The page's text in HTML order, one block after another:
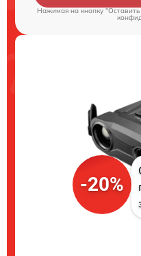
Нажимая на кнопку
-20%